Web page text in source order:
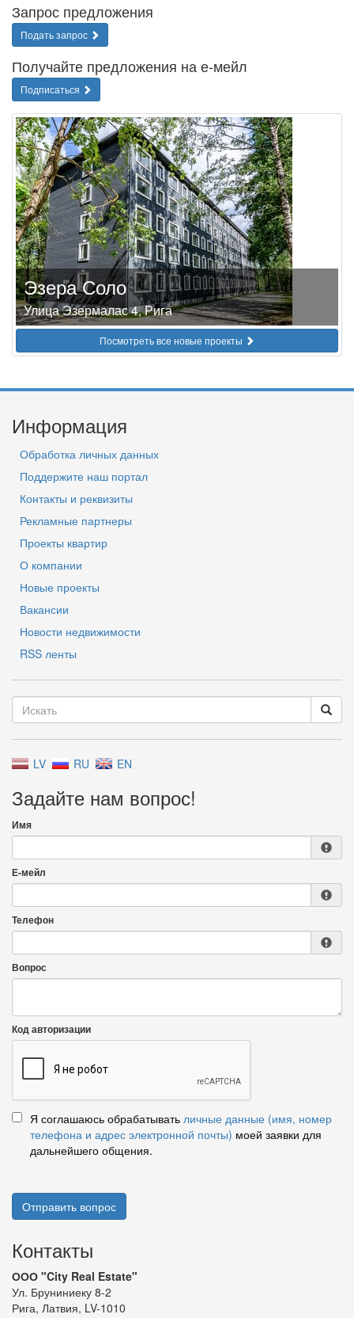
Запрос предложения
Подать запрос
Получайте предложения на е-мейл
Подписаться
Эзера Соло
Улица Эзермалас 4, Рига
Посмотреть все новые проекты
Информация
Обработка личных данных
Поддержите наш портал
Контакты и реквизиты
Рекламные партнеры
Проекты квартир
О компании
Новые проекты
Вакансии
Новости недвижимости
RSS ленты
LV RU EN
Задайте нам вопрос!
Имя
Е-мейл
Телефон
Вопрос
Код авторизации
Я соглашаюсь обрабатывать личные данные (имя, номер
телефона и адрес электронной почты) моей заявки для
дальнейшего общения.
Отправить вопрос
Контакты
ООО "City Real Estate"
Ул. Бруниниеку 8-2
Рига, Латвия, LV-1010